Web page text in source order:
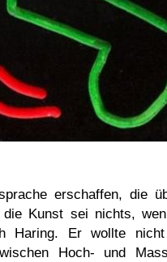
erschaffen, die
Kunst sei nichts,
Haring. Er wollte
Hoch- und